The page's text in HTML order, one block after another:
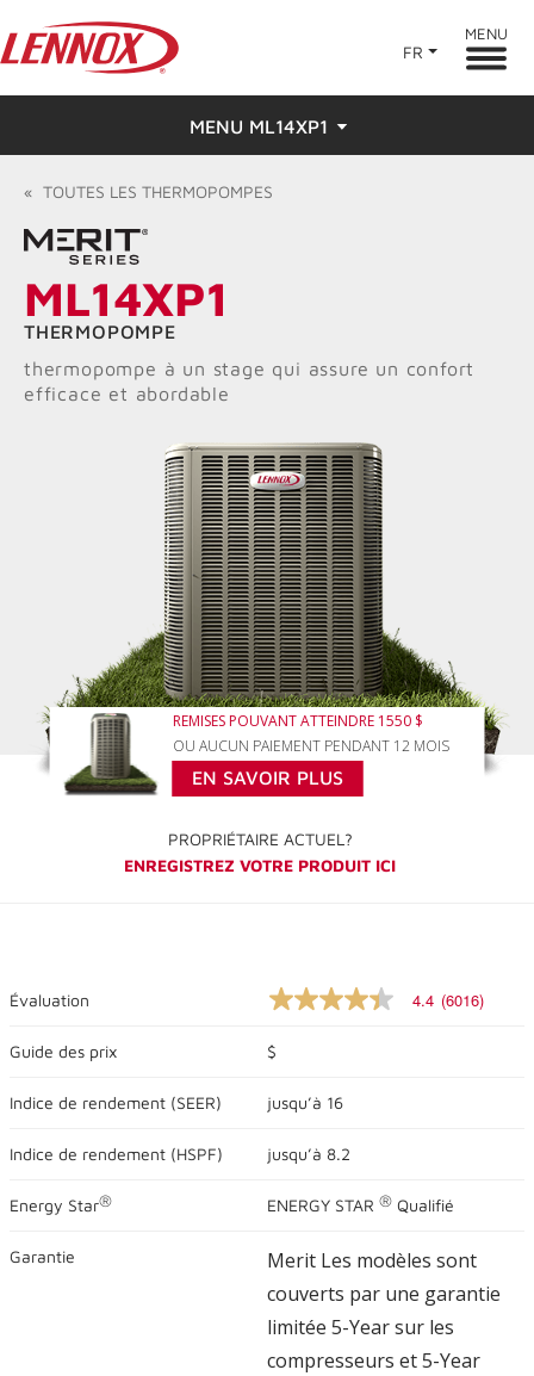
FR
MENU
MENU ML14XP1
Aperçu
Caractéristiques
Évaluations
Trouver un dépositaire
« TOUTES LES THERMOPOMPES
ML14XP1
THERMOPOMPE
thermopompe à un stage qui assure un confort
efficace et abordable
REMISES POUVANT ATTEINDRE 1550 $
OU AUCUN PAIEMENT PENDANT 12 MOIS
EN SAVOIR PLUS
PROPRIÉTAIRE ACTUEL?
ENREGISTREZ VOTRE PRODUIT ICI
Évaluation
4.4
5
étoiles,
nominale
les
6016
.
vers
même
4.4 (6016)
Guide des prix $
Indice de rendement (SEER) jusqu’à 16
Indice de rendement (HSPF) jusqu’à 8.2
Energy Star® ENERGY STAR ® Qualifié
Garantie
Merit Les modèles sont
couverts par une garantie
limitée 5-Year sur les
compresseurs et 5-Year